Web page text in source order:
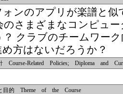
ンのアプリが楽譜と
のさまざまなコンピュ
クラブのチームワー
方はないだろうか？
Course-Related Policies; Diploma and
と目的 Theme of the Course